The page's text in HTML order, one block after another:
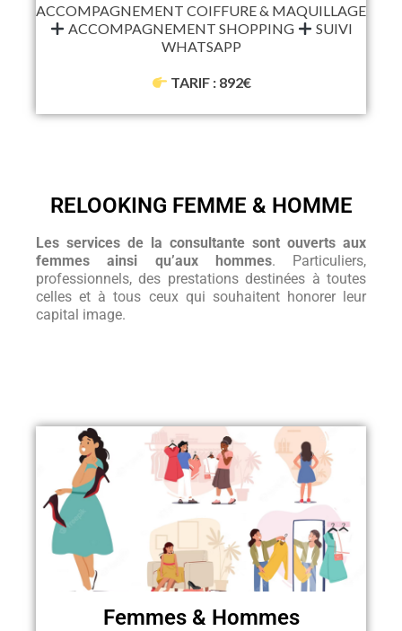
ACCOMPAGNEMENT COIFFURE & MAQUILLAGE
ACCOMPAGNEMENT SHOPPING
SUIVI
WHATSAPP
TARIF : 892€
RELOOKING FEMME & HOMME
Les services de la consultante sont ouverts aux
femmes ainsi qu’aux hommes. Particuliers,
professionnels, des prestations destinées à toutes
celles et à tous ceux qui souhaitent honorer leur
capital image.
Femmes & Hommes